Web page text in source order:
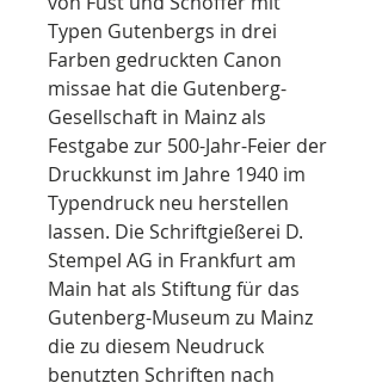
Typen Gutenbergs in drei
Farben gedruckten Canon
missae hat die Gutenberg-
Gesellschaft in Mainz als
Festgabe zur 500-Jahr-Feier der
Druckkunst im Jahre 1940 im
Typendruck neu herstellen
lassen. Die Schriftgießerei D.
Stempel AG in Frankfurt am
Main hat als Stiftung für das
Gutenberg-Museum zu Mainz
die zu diesem Neudruck
benutzten Schriften nach